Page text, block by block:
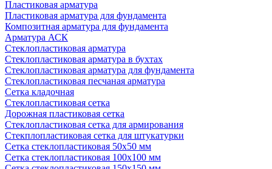
Пластиковая арматура
Пластиковая арматура для фундамента
Композитная арматура для фундамента
Арматура АСК
Cтеклопластиковая арматура
Стеклопластиковая арматура в бухтах
Стеклопластиковая арматура для фундамента
Стеклопластиковая песчаная арматура
Сетка кладочная
Стеклопластиковая сетка
Дорожная пластиковая сетка
Стеклопластиковая сетка для армирования
Стекплопластиковая сетка для штукатурки
Сетка стеклопластиковая 50x50 мм
Сетка стеклопластиковая 100x100 мм